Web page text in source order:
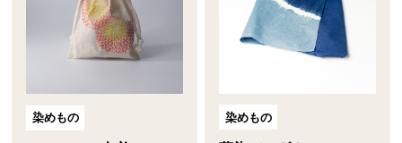
染めもの 染めもの